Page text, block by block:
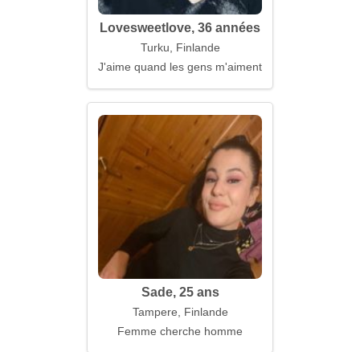
Lovesweetlove, 36 années
Turku, Finlande
J'aime quand les gens m'aiment
Sade, 25 ans
Tampere, Finlande
Femme cherche homme